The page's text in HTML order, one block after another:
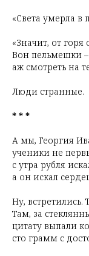
«Света умерла в
«Значит, от горя
Вон пельмешки
аж смотреть на
Люди странные.
* * *
А мы, Георгия
ученики не
с утра рубля
а он искал
Ну,
Там, за
цитату выпали
сто грамм с